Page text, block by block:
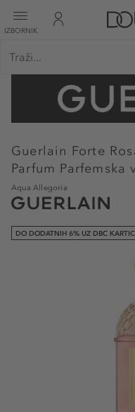
IZBORNIK
Guerlain Forte
Parfum Parfemska
Aqua Allegoria
DO DODATNIH 6% UZ DBC